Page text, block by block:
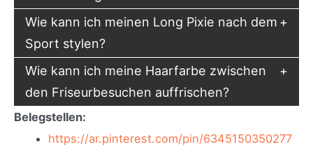
Wie kann ich meinen Long Pixie nach dem
Sport stylen?
Wie kann ich meine Haarfarbe zwischen
den Friseurbesuchen auffrischen?
Belegstellen:
https://ar.pinterest.com/pin/6345150350277